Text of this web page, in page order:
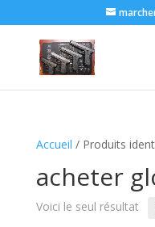
Accueil / Produits
acheter
Voici le seul résultat